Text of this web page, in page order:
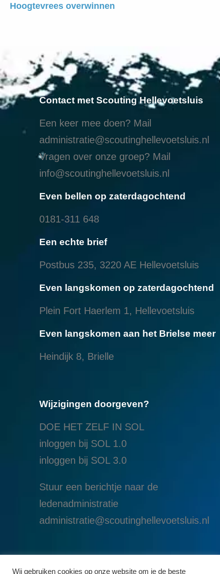
Hoogtevrees overwinnen
Contact met Scouting Hellevoetsluis
Een keer mee doen? Mail
administratie@scoutinghellevoetsluis.nl
Vragen over onze groep? Mail
info@scoutinghellevoetsluis.nl
Even bellen op zaterdagochtend
0181-311 648
Een echte brief
Postbus 235, 3220 AE Hellevoetsluis
Even langskomen op zaterdagochtend
Plein Fort Haerlem 1, Hellevoetsluis
Even langskomen aan het Brielse meer
Heindijk 8, Brielle
Wijzigingen doorgeven?
DOE HET ZELF IN SOL
inloggen bij SOL 1.0
inloggen bij SOL 3.0
Stuur een berichtje naar de
ledenadministratie
administratie@scoutinghellevoetsluis.nl
Wij gebruiken cookies op onze website om je de beste